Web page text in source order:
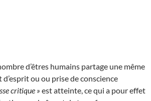
d’êtres humains partage une même
ou ou prise de conscience
critique » est atteinte, ce qui a pour effet